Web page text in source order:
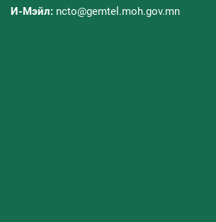
И-Мэйл: ncto@gemtel.moh.gov.mn